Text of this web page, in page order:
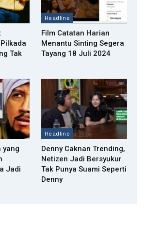
Tak
Headline
Film Catatan Harian
Menantu Sinting Segera
Tayang 18 Juli 2024
yang
Jadi
Headline
Denny Caknan Trending,
Netizen Jadi Bersyukur
Tak Punya Suami Seperti
Denny